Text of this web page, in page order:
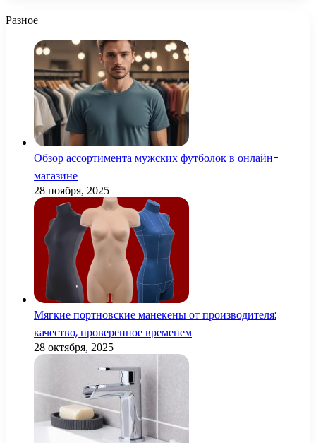
Разное
Обзор ассортимента мужских футболок в онлайн-
магазине
28 ноября, 2025
Мягкие портновские манекены от производителя:
качество, проверенное временем
28 октября, 2025